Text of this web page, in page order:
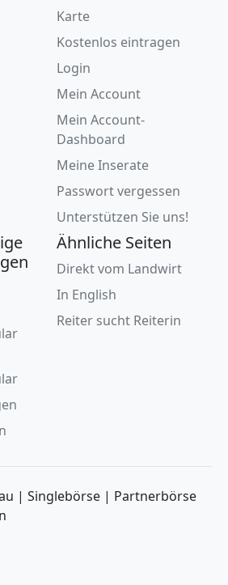
Karte
Kostenlos eintragen
Login
Mein Account
Mein Account-
Dashboard
Meine Inserate
Passwort vergessen
Unterstützen Sie uns!
Ähnliche Seiten
Direkt vom Landwirt
In English
Reiter sucht Reiterin
| Singlebörse | Partnerbörse